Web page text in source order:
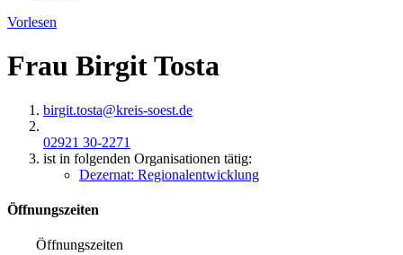
Vorlesen
Frau Birgit Tosta
birgit.tosta@​kreis-soest.de
02921 30-2271
ist in folgenden Organisationen tätig:
Dezernat: Regionalentwicklung
Öffnungszeiten
Öffnungszeiten